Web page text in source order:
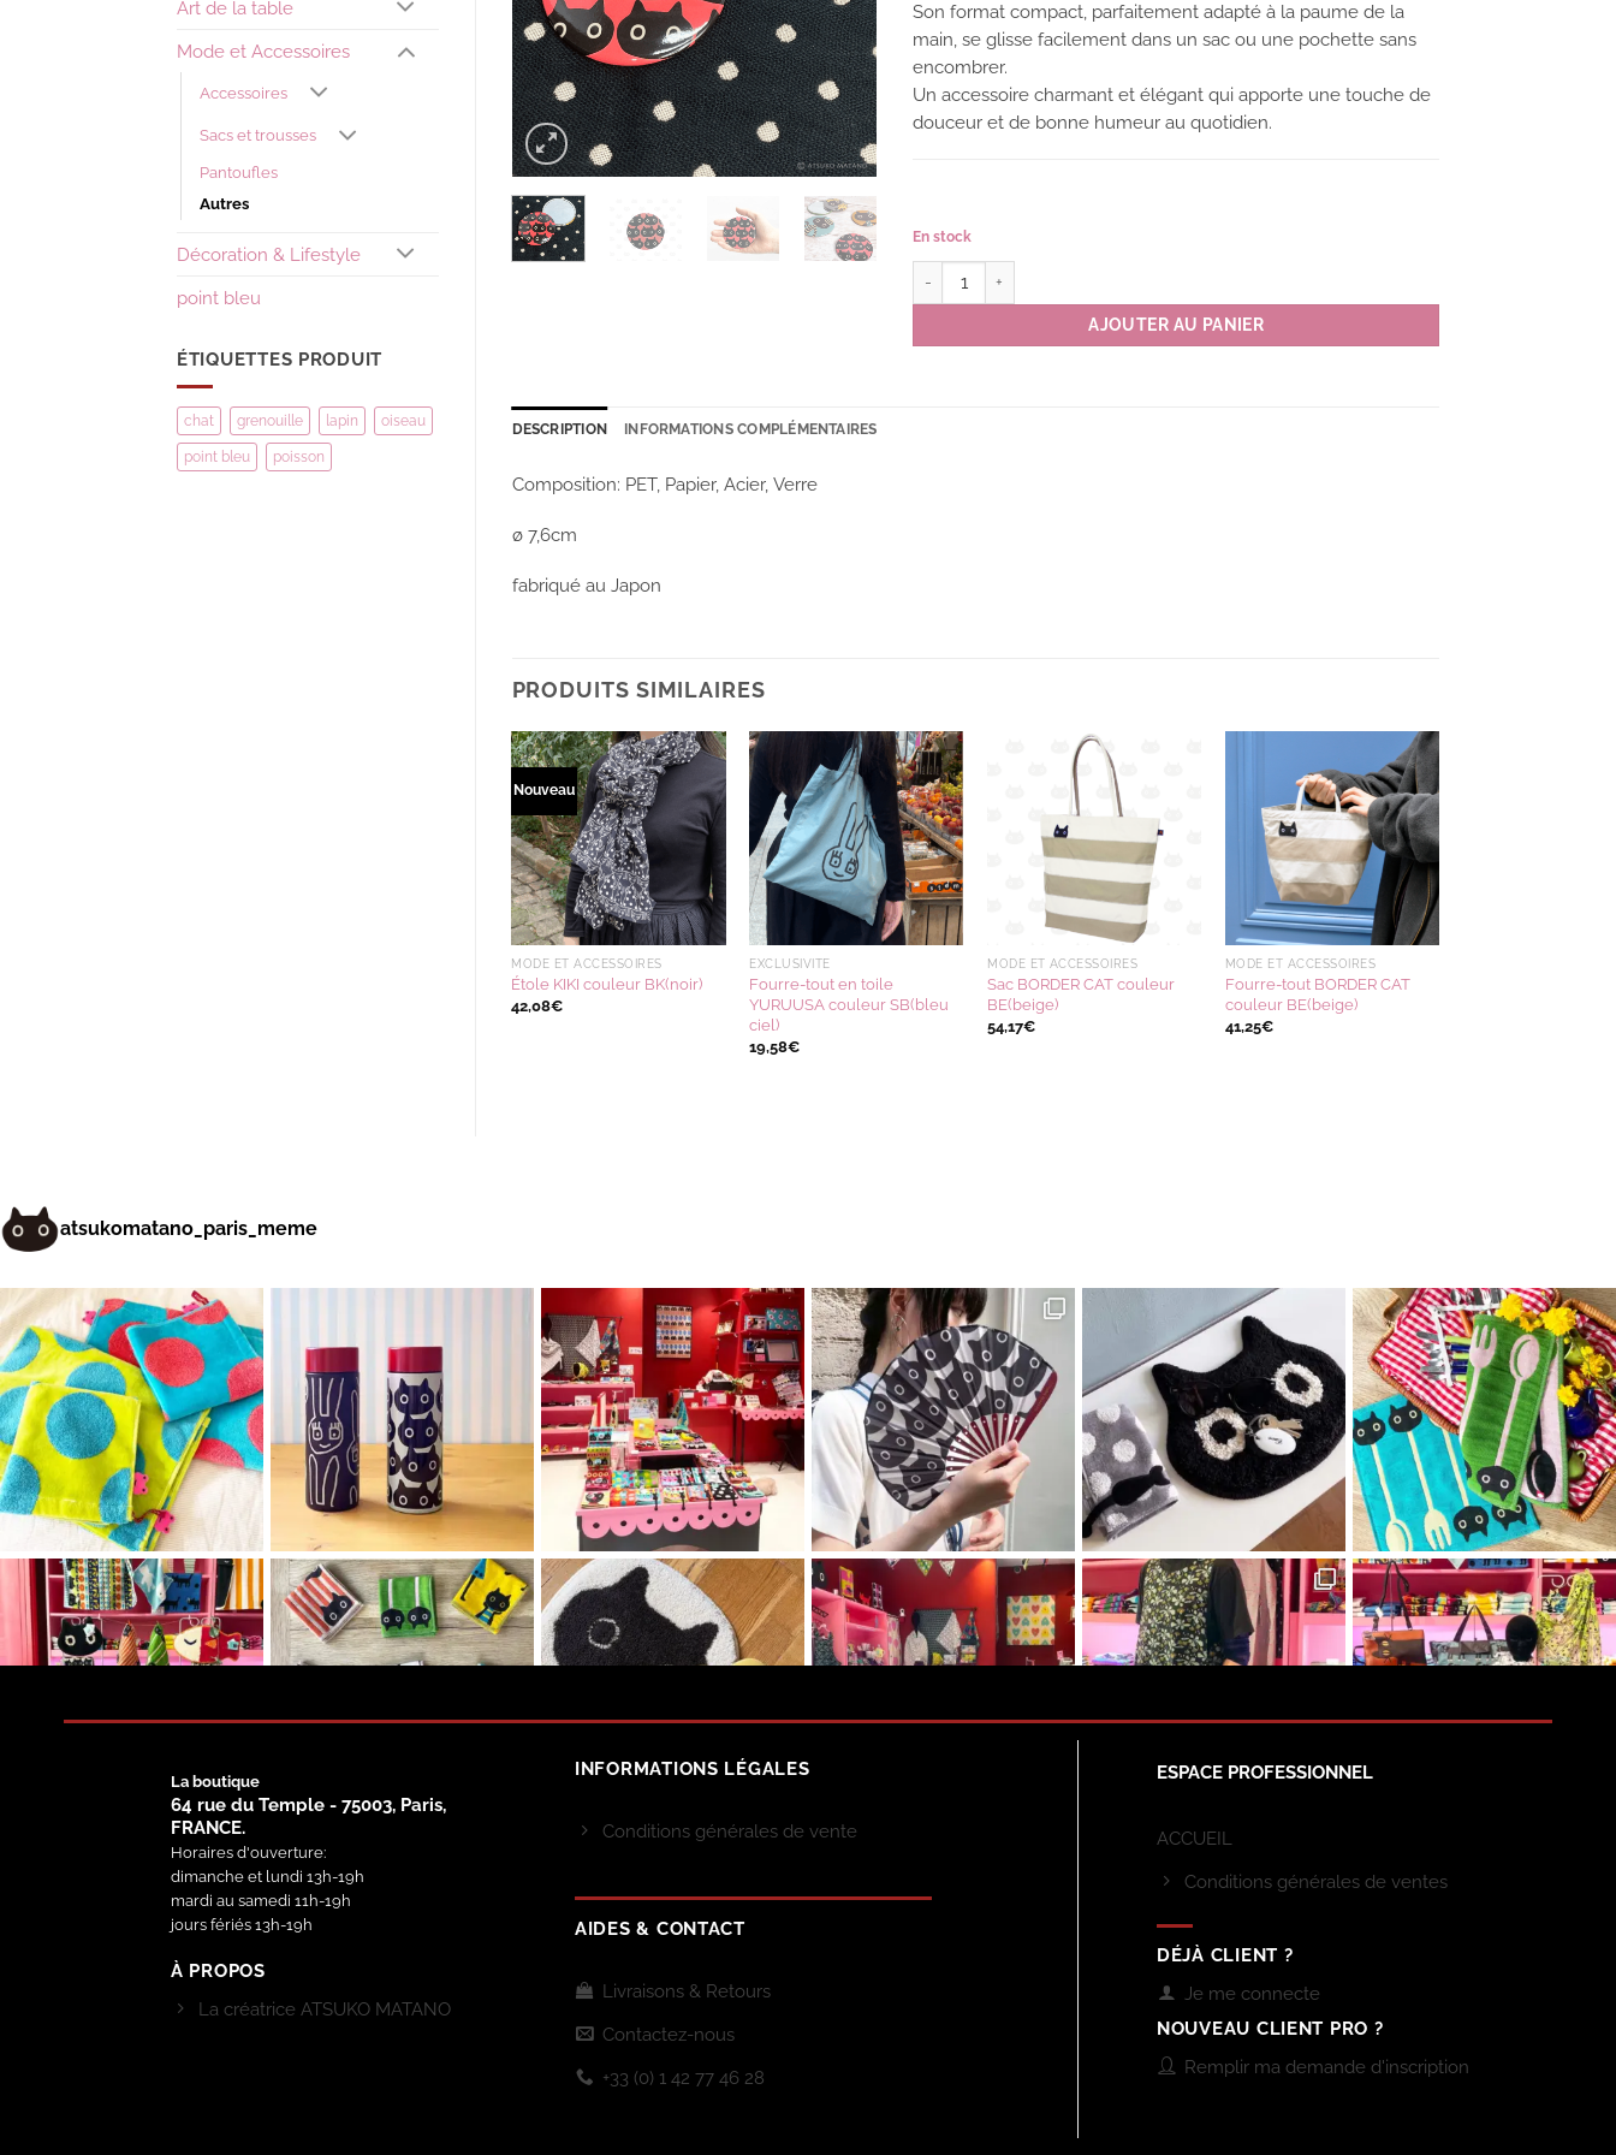
Art de la table
Mode et Accessoires
Accessoires
Sacs et trousses
Pantoufles
Autres
Décoration & Lifestyle
point bleu
ÉTIQUETTES PRODUIT
chat grenouille lapin oiseau
point bleu poisson
Son format compact, parfaitement adapté à la paume de la
main, se glisse facilement dans un sac ou une pochette sans
encombrer.
Un accessoire charmant et élégant qui apporte une touche de
douceur et de bonne humeur au quotidien.
En stock
AJOUTER AU PANIER
DESCRIPTION INFORMATIONS COMPLÉMENTAIRES
Composition: PET, Papier, Acier, Verre
ø 7,6cm
fabriqué au Japon
PRODUITS SIMILAIRES
Nouveau
Ajouter
wishlist
MODE ET ACCESSOIRES
Étole KIKI couleur BK(noir)
42,08€
Ajouter
à la
wishlist
EXCLUSIVITÉ
Fourre-tout en toile
YURUUSA couleur SB(bleu
ciel)
19,58€
wishlist
MODE ET ACCESSOIRES
Sac BORDER CAT couleur
BE(beige)
54,17€
Ajouter
à la
wishlist
MODE ET ACCESSOIRES
Fourre-tout BORDER CAT
couleur BE(beige)
41,25€
atsukomatano_paris_meme
La boutique
64 rue du Temple - 75003, Paris,
FRANCE.
Horaires d'ouverture:
dimanche et lundi 13h-19h
mardi au samedi 11h-19h
jours fériés 13h-19h
À PROPOS
La créatrice ATSUKO MATANO
INFORMATIONS LÉGALES
Conditions générales de vente
AIDES & CONTACT
Livraisons & Retours
Contactez-nous
+33 (0) 1 42 77 46 28
ESPACE PROFESSIONNEL
ACCUEIL
Conditions générales de ventes
DÉJÀ CLIENT ?
Je me connecte
NOUVEAU CLIENT PRO ?
Remplir ma demande d'inscription